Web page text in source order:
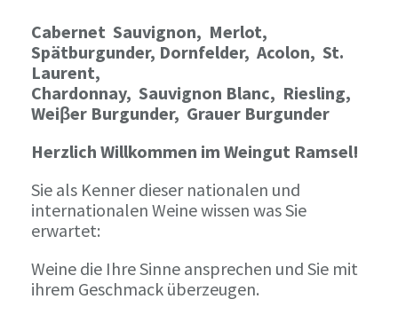
Cabernet Sauvignon, Merlot,
Spätburgunder, Dornfelder, Acolon, St.
Laurent,
Chardonnay, Sauvignon Blanc, Riesling,
Weiβer Burgunder, Grauer Burgunder
Herzlich Willkommen im Weingut Ramsel!
Sie als Kenner dieser nationalen und
internationalen Weine wissen was Sie
erwartet:
Weine die Ihre Sinne ansprechen und Sie mit
ihrem Geschmack überzeugen.